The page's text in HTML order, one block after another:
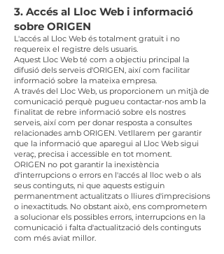
3. Accés al Lloc Web i informació
sobre ORIGEN
L'accés al Lloc Web és totalment gratuït i no
requereix el registre dels usuaris.
Aquest Lloc Web té com a objectiu principal la
difusió dels serveis d'ORIGEN, així com facilitar
informació sobre la mateixa empresa.
A través del Lloc Web, us proporcionem un mitjà de
comunicació perquè pugueu contactar-nos amb la
finalitat de rebre informació sobre els nostres
serveis, així com per donar resposta a consultes
relacionades amb ORIGEN. Vetllarem per garantir
que la informació que aparegui al Lloc Web sigui
veraç, precisa i accessible en tot moment.
ORIGEN no pot garantir la inexistència
d'interrupcions o errors en l'accés al lloc web o als
seus continguts, ni que aquests estiguin
permanentment actualitzats o lliures d'imprecisions
o inexactituds. No obstant això, ens comprometem
a solucionar els possibles errors, interrupcions en la
comunicació i falta d'actualització dels continguts
com més aviat millor.